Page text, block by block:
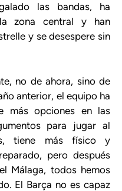
las bandas, ha
zona central y han
y se desespere sin
no de ahora, sino de
anterior, el equipo ha
más opciones en las
para jugar al
tiene más físico y
pero después
Málaga, todos hemos
El Barça no es capaz